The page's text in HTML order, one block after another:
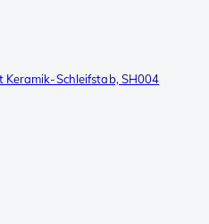
Schleifstab, SH004